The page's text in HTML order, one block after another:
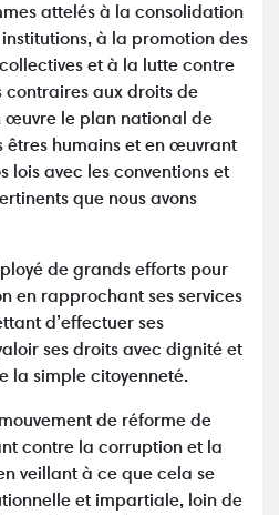
attelés à la consolidation
à la promotion des
et à la lutte contre
contraires aux droits de
œuvre le plan national de
êtres humains et en œuvrant
lois avec les conventions et
que nous avons
de grands efforts pour
en rapprochant ses services
d’effectuer ses
ses droits avec dignité et
la simple citoyenneté.
de réforme de
contre la corruption et la
veillant à ce que cela se
et impartiale, loin de